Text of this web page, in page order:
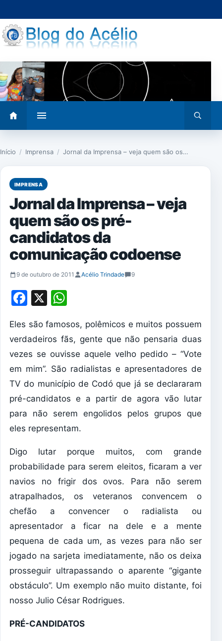
para
o
conteúdo
menu
busca
Início / Imprensa / Jornal da Imprensa – veja quem são os…
IMPRENSA
Jornal da Imprensa – veja
quem são os pré-
candidatos da
comunicação codoense
9 de outubro de 2011 Acélio Trindade 9
Facebook
X
Eles são famosos, polêmicos e muitos possuem
verdadeiros fãs, gente que não pensaria duas
vezes se ouvisse aquele velho pedido – “Vote
em mim”. São radialistas e apresentadores de
TV do município de Codó que já se declararam
pré-candidatos e a partir de agora vão lutar
para não serem engolidos pelos grupos que
eles representam.
Digo lutar porque muitos, com grande
probabilidade para serem eleitos, ficaram a ver
navios no frigir dos ovos. Para não serem
atrapalhados, os veteranos convencem o
chefão a convencer o radialista ou
apresentador a ficar na dele e a mente
pequena de cada um, as vezes para não ser
jogado na sarjeta imediatamente, não os deixa
prosseguir ultrapassando o aparente “gigante
obstáculo”. Um exemplo não muito distante, foi
nosso Julio César Rodrigues.
PRÉ-CANDIDATOS